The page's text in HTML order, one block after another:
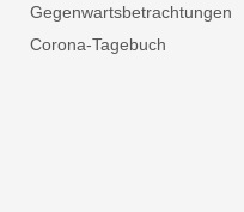
Gegenwartsbetrachtungen
Corona-Tagebuch